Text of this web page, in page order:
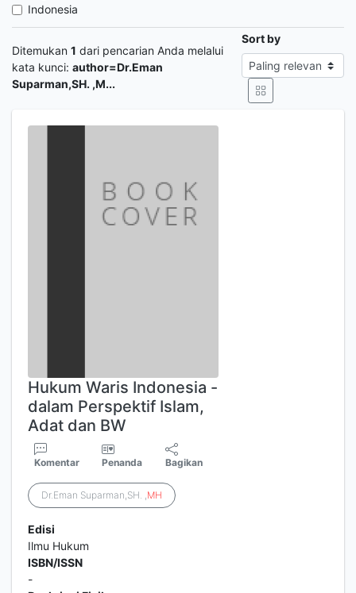
Indonesia
Ditemukan 1 dari pencarian Anda melalui
kata kunci: author=Dr.Eman
Suparman,SH. ,M...
Sort by
Hukum Waris Indonesia -
dalam Perspektif Islam,
Adat dan BW
Komentar Penanda Bagikan
Dr.Eman Suparman,SH. ,MH
Edisi
Ilmu Hukum
ISBN/ISSN
-